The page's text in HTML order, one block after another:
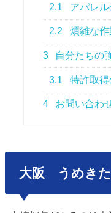
2.1 アパレ
2.2 煩雑な
3 自分たちの
3.1 特許取
4 お問い合わ
大阪 うめきた